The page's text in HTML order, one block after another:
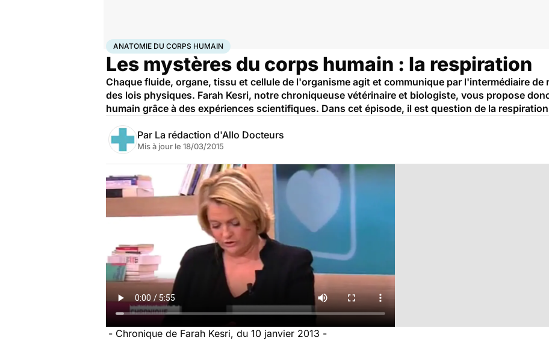
AccueilSantéMaladiesAnatomie du corps humain
ANATOMIE DU CORPS HUMAIN
Les mystères du corps humain : la respiration
Chaque fluide, organe, tissu et cellule de l'organisme agit et communique par l'intermédiaire
des lois physiques. Farah Kesri, notre chroniqueuse vétérinaire et biologiste, vous propose
humain grâce à des expériences scientifiques. Dans cet épisode, il est question de la
Par La rédaction d'Allo Docteurs
Mis à jour le 18/03/2015
- Chronique de Farah Kesri, du 10 janvier 2013 -